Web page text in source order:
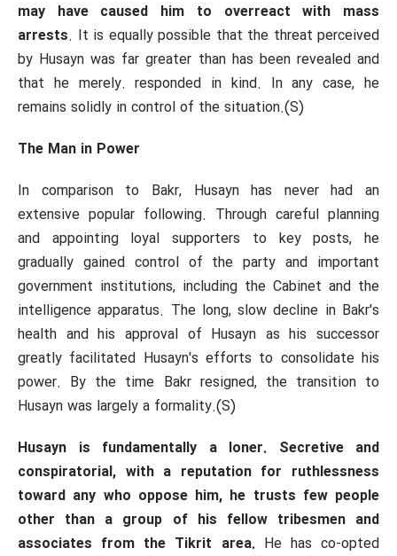
may have caused him to overreact with mass
arrests. It is equally possible that the threat perceived
by Husayn was far greater than has been revealed and
that he merely. responded in kind. In any case, he
remains solidly in control of the situation.(S)
The Man in Power
In comparison to Bakr, Husayn has never had an
extensive popular following. Through careful planning
and appointing loyal supporters to key posts, he
gradually gained control of the party and important
government institutions, including the Cabinet and the
intelligence apparatus. The long, slow decline in Bakr's
health and his approval of Husayn as his successor
greatly facilitated Husayn's efforts to consolidate his
power. By the time Bakr resigned, the transition to
Husayn was largely a formality.(S)
Husayn is fundamentally a loner. Secretive and
conspiratorial, with a reputation for ruthlessness
toward any who oppose him, he trusts few people
other than a group of his fellow tribesmen and
associates from the Tikrit area.He has co-opted